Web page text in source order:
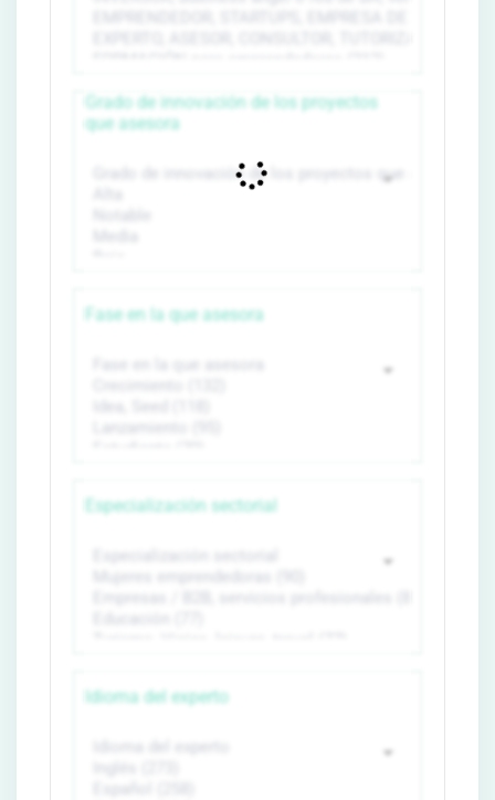
Grado de innovación de los proyectos
que asesora
Fase en la que asesora
Especialización sectorial
Idioma del experto